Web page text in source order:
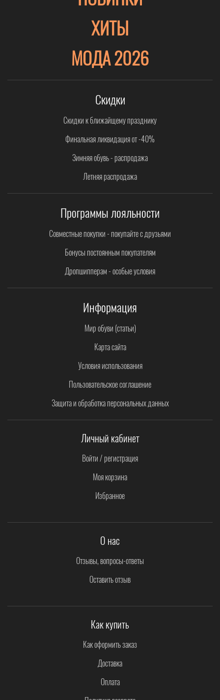
ХИТЫ
МОДА 2026
Скидки
Скидки к ближайщему празднику
Финальная ликвидация от -40%
Зимняя обувь - распродажа
Летняя распродажа
Программы лояльности
Совместные покупки - покупайте с друзьями
Бонусы постоянным покупателям
Дропшипперам - особые условия
Информация
Мир обуви (статьи)
Карта сайта
Условия использования
Пользовательское соглашение
Защита и обработка персональных данных
Личный кабинет
Войти / регистрация
Моя корзина
Избранное
О нас
Отзывы, вопросы-ответы
Оставить отзыв
Как купить
Как оформить заказ
Доставка
Оплата